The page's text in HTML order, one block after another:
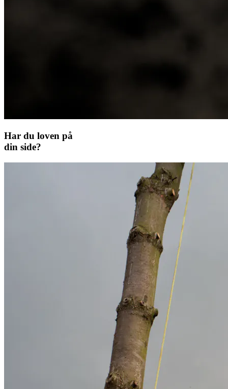
Har du loven på
din side?